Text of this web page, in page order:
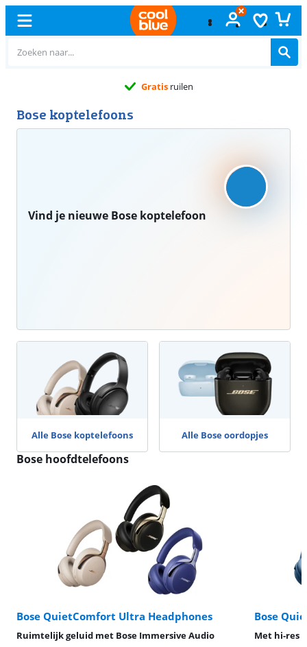
Gratis ruilen
Bose koptelefoons
Vind je nieuwe Bose koptelefoon
Alle Bose koptelefoons Alle Bose oordopjes
Bose hoofdtelefoons
Bose QuietComfort Ultra Headphones
Ruimtelijk geluid met Bose Immersive Audio
Bose
Met hi-res